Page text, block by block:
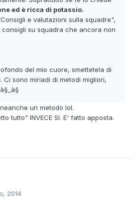
ed è ricca di potassio.
e valutazioni sulla squadre",
su squadra che ancora non
del mio cuore, smettetela di
Ci sono miriadi di metodi migliori,
un metodo lol.
tutto" INVECE SI. E' fatto apposta.
2014